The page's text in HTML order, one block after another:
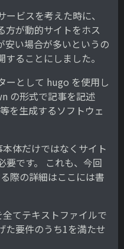
ビスを考えた時に、
方が動的サイトをホス
安い場合が多いというの
ることにしました。
ーとして hugo を使用し
の形式で記事を記述
を生成するソフトウェ
体だけではなくサイト
要です。 これも、今回
際の詳細はここには書
てテキストファイルで
た要件のうち1を満たせ